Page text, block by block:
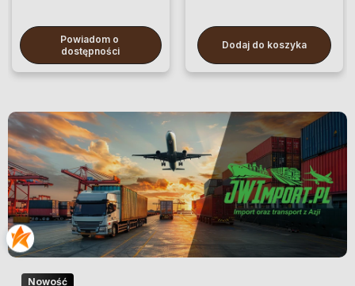
Powiadom o
dostępności
Dodaj do koszyka
Nowość